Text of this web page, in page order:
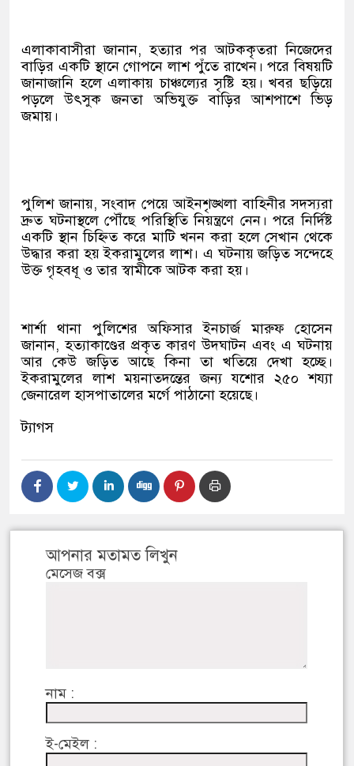
এলাকাবাসীরা জানান, হত্যার পর আটককৃতরা নিজেদের
বাড়ির একটি স্থানে গোপনে লাশ পুঁতে রাখেন। পরে বিষয়টি
জানাজানি হলে এলাকায় চাঞ্চল্যের সৃষ্টি হয়। খবর ছড়িয়ে
পড়লে উৎসুক জনতা অভিযুক্ত বাড়ির আশপাশে ভিড়
জমায়।
পুলিশ জানায়, সংবাদ পেয়ে আইনশৃঙ্খলা বাহিনীর সদস্যরা
দ্রুত ঘটনাস্থলে পৌঁছে পরিস্থিতি নিয়ন্ত্রণে নেন। পরে নির্দিষ্ট
একটি স্থান চিহ্নিত করে মাটি খনন করা হলে সেখান থেকে
উদ্ধার করা হয় ইকরামুলের লাশ। এ ঘটনায় জড়িত সন্দেহে
উক্ত গৃহবধূ ও তার স্বামীকে আটক করা হয়।
শার্শা থানা পুলিশের অফিসার ইনচার্জ মারুফ হোসেন
জানান, হত্যাকাণ্ডের প্রকৃত কারণ উদঘাটন এবং এ ঘটনায়
আর কেউ জড়িত আছে কিনা তা খতিয়ে দেখা হচ্ছে।
ইকরামুলের লাশ ময়নাতদন্তের জন্য যশোর ২৫০ শয্যা
জেনারেল হাসপাতালের মর্গে পাঠানো হয়েছে।
ট্যাগস
আপনার মতামত লিখুন
মেসেজ বক্স
নাম :
ই-মেইল :